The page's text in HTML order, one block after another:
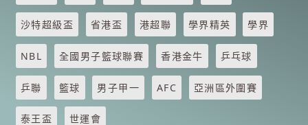
沙特超級盃 省港盃 港超聯 學界精英 學界
NBL 全國男子籃球聯賽 香港金牛 乒乓球
乒聯 籃球 男子甲一 AFC 亞洲區外圍賽
泰王盃 世運會